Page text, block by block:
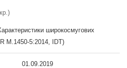
широкосмугових
M.1450-5:2014, IDT)
01.09.2019